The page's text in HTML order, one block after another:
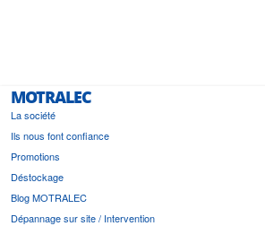
MOTRALEC
La société
Ils nous font confiance
Promotions
Déstockage
Blog MOTRALEC
Dépannage sur site / Intervention